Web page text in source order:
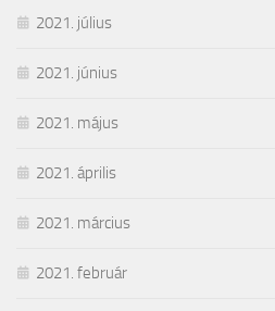
2021. július
2021. június
2021. május
2021. április
2021. március
2021. február